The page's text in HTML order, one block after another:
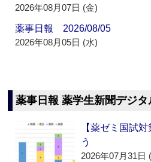
2026年08月07日 (金)
薬事日報 2026/08/05
2026年08月05日 (水)
薬事日報 薬学生新聞デジタ
【薬ゼミ国試
う
2026年07月31日